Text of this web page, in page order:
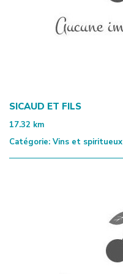
SICAUD ET FILS
17.32 km
Catégorie: Vins et spiritueux